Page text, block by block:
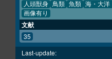
人頭獣身 鳥類 魚類 海・大洋
画像有り
文献
35
Last-update: